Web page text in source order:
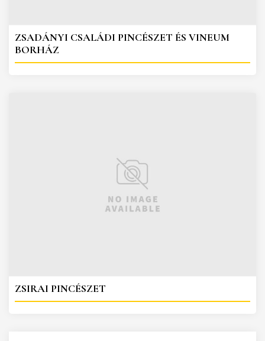
ZSADÁNYI CSALÁDI PINCÉSZET ÉS VINEUM
BORHÁZ
ZSIRAI PINCÉSZET